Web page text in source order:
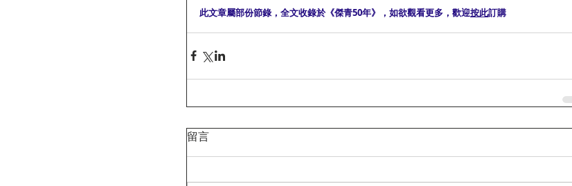
此文章屬部份節錄，全文收錄於《傑青50年》，如欲觀看更多，歡迎按此訂購
留言